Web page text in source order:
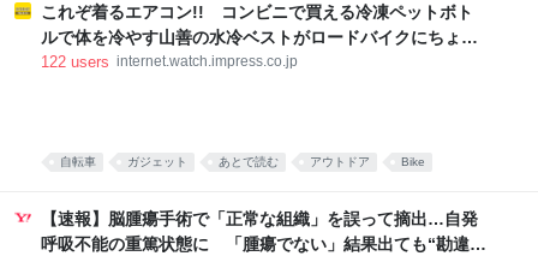
使う冷笑語に「感性さん」がある。ここ1年くらいで
思いついた概念だ。 感性さんの例を挙げよう。以下は
ツイッターで拾った事例だが、特定を避けるために一
出逢った。名付けられない涙がでた。 すごい。 みん
川賞候補だったんだ
これぞ着るエアコン!! コンビニで買える冷凍ペットボト
ルで体を冷やす山善の水冷ベストがロードバイクにちょう
どいい【ぼっち・ざ・ろーど！その14】【空いた時間でな
122 users internet.watch.impress.co.jp
自転車 ガジェット あとで読む アウトドア Bike
【速報】脳腫瘍手術で「正常な組織」を誤って摘出…自発
呼吸不能の重篤状態に 「腫瘍でない」結果出ても“勘違